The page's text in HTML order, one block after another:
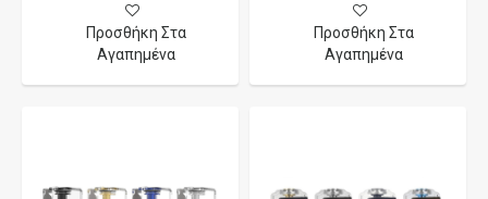
Προσθήκη Στα
Αγαπημένα
Προσθήκη Στα
Αγαπημένα